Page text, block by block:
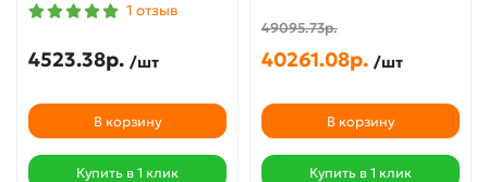
1 отзыв
4523.38р. /шт
В корзину
Купить в 1 клик
49095.73р.
40261.08р. /шт
В корзину
Купить в 1 клик